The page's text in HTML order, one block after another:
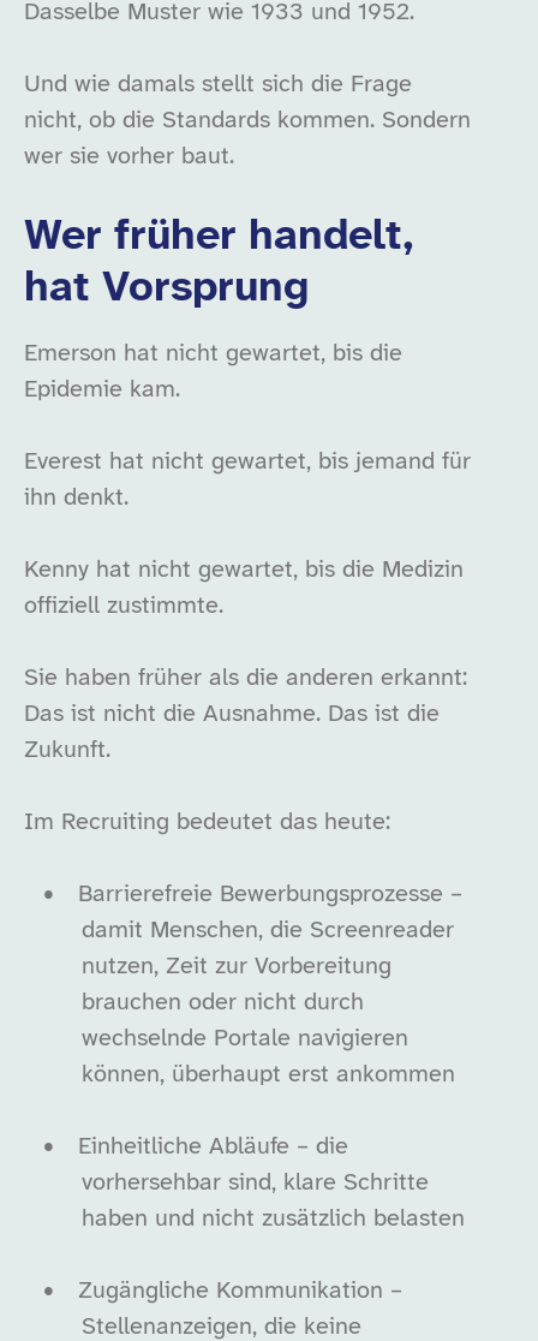
Dasselbe Muster wie 1933 und 1952.
Und wie damals stellt sich die Frage
nicht, ob die Standards kommen. Sondern
wer sie vorher baut.
Wer früher handelt,
hat Vorsprung
Emerson hat nicht gewartet, bis die
Epidemie kam.
Everest hat nicht gewartet, bis jemand für
ihn denkt.
Kenny hat nicht gewartet, bis die Medizin
offiziell zustimmte.
Sie haben früher als die anderen erkannt:
Das ist nicht die Ausnahme. Das ist die
Zukunft.
Im Recruiting bedeutet das heute:
•
Barrierefreie Bewerbungsprozesse –
damit Menschen, die Screenreader
nutzen, Zeit zur Vorbereitung
brauchen oder nicht durch
wechselnde Portale navigieren
können, überhaupt erst ankommen
•
Einheitliche Abläufe – die
vorhersehbar sind, klare Schritte
haben und nicht zusätzlich belasten
•
Zugängliche Kommunikation –
Stellenanzeigen, die keine